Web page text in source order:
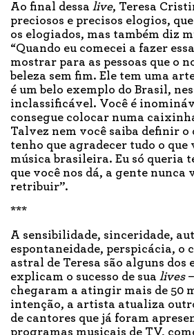
Ao final dessa live, Teresa
preciosos e precisos elogios,
os elogiados, mas também diz
“Quando eu comecei a fazer
mostrar para as pessoas que o
beleza sem fim. Ele tem uma
é um belo exemplo do Brasil,
inclassificável. Você é
consegue colocar numa
Talvez nem você saiba definir o
tenho que agradecer tudo o que
música brasileira. Eu só queria
que você nos dá, a gente nunca
retribuir”.
***
A sensibilidade, sinceridade,
espontaneidade, perspicácia, o
astral de Teresa são alguns dos
explicam o sucesso de sua lives
chegaram a atingir mais de 50
intenção, a artista atualiza
de cantores que já foram
programas musicais de TV,